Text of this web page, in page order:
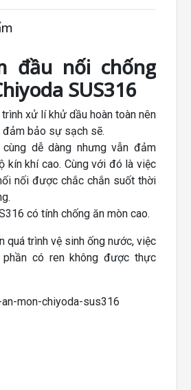
đầu nối chống
SUS316
xử lí khử dầu hoàn toàn nên
đảm bảo sự sạch sẽ.
dễ dàng nhưng vẫn đảm
kín khí cao. Cùng với đó là việc
nối được chắc chắn suốt thời
có tính chống ăn mòn cao.
quá trình vệ sinh ống nước, việc
có ren không được thực